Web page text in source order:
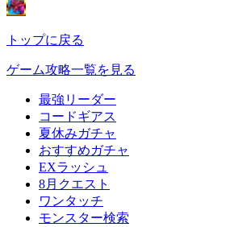
トップに戻る
ゲーム攻略一覧を見る
最強リーダー
コードギアス
夏休みガチャ
おすすめガチャ
EXラッシュ
8月クエスト
ワンタッチ
モンスター検索